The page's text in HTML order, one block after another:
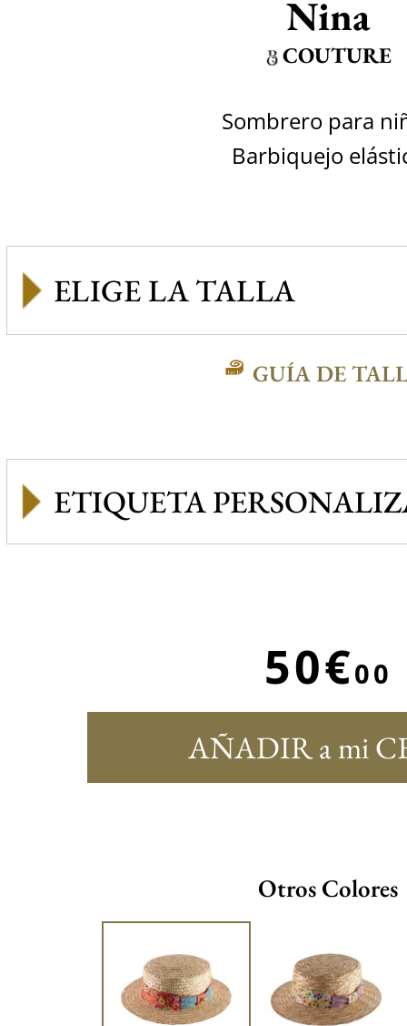
Nina
COUTURE
Sombrero para
Barbiquejo
GUÍA DE
ETIQUETA
50€00
AÑADIR a mi
Otros Colores